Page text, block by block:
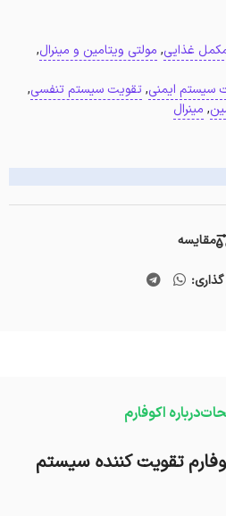
غذایی, مولتی ویتامین و مینرال,
سیستم ایمنی,تقویت سیستم تنفسی,
, مینرال
مقایسه
درباره اکوفارم
تقویت کننده سیستم